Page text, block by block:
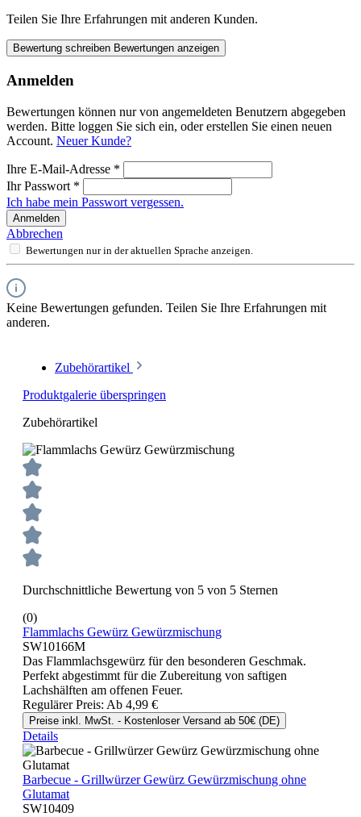
Teilen Sie Ihre Erfahrungen mit anderen Kunden.
Bewertung schreiben Bewertungen anzeigen
Anmelden
Bewertungen können nur von angemeldeten Benutzern abgegeben
werden. Bitte loggen Sie sich ein, oder erstellen Sie einen neuen
Account. Neuer Kunde?
Ihre E-Mail-Adresse *
Ihr Passwort *
Ich habe mein Passwort vergessen.
Anmelden
Abbrechen
Bewertungen nur in der aktuellen Sprache anzeigen.
Keine Bewertungen gefunden. Teilen Sie Ihre Erfahrungen mit
anderen.
Zubehörartikel
Produktgalerie überspringen
Zubehörartikel
Durchschnittliche Bewertung von 5 von 5 Sternen
(0)
Flammlachs Gewürz Gewürzmischung
SW10166M
Das Flammlachsgewürz für den besonderen Geschmak.
Perfekt abgestimmt für die Zubereitung von saftigen
Lachshälften am offenen Feuer.
Regulärer Preis: Ab 4,99 €
Preise inkl. MwSt. - Kostenloser Versand ab 50€ (DE)
Details
Barbecue - Grillwürzer Gewürz Gewürzmischung ohne
Glutamat
SW10409